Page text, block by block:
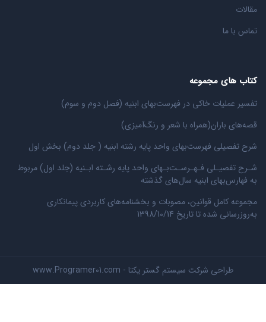
مقالات
تماس با ما
کتاب های مجموعه
تفسیر عملیات خاکی در فهرست‌بهای ابنیه (فصل دوم و سوم)
قصه‌های باران(همراه با شعر و رنگ‌‌آمیزی)
شرح تفصیلی فهرست‌بهای واحد پایه رشته ابنیه ( جلد دوم) بخش اول
شـرح تفصیـلی فـهـرسـت‌بـهای واحد پایه رشـته ابـنیه (جلد اول) مربوط
به فهارس‌بهای ابنیه سال‌های گذشته
مجموعه کامل قوانین، مصوبات و بخشنامه‌های کاربردی پیمانکاری
به‌روزرسانی شده تا تاریخ 1398/10/14
طراحی شرکت سیستم گستر یکتا - www.Programer01.com